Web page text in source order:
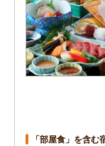
「部屋食」を含む